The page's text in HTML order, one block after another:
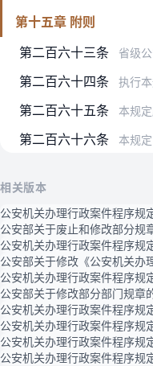
第十五章 附则
第二百六十三条
省级公
第二百六十四条 执行本规定所需要
第二百六十五条 本规定
第二百六十六条 本规定自2013年1月1日
相关版本
公安机关办理行政案件程序规
公安部关于废止和修改部分规
公安机关办理行政案件程序规
公安部关于修改《公安机关办
公安机关办理行政案件程序规
公安部关于修改部分部门规章
公安机关办理行政案件程序规
公安机关办理行政案件程序规
公安机关办理行政案件程序规
公安机关办理行政案件程序规